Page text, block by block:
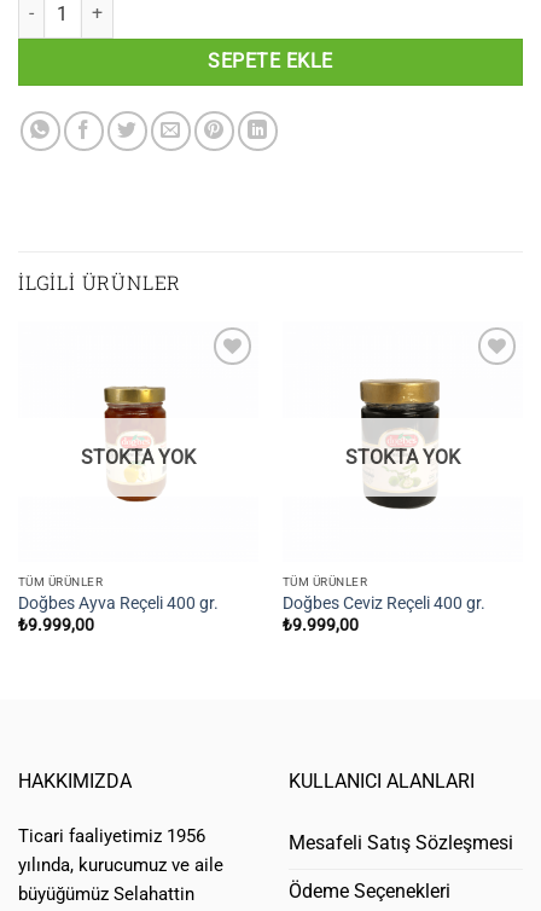
SEPETE EKLE
İLGILI ÜRÜNLER
STOKTA YOK
TÜM ÜRÜNLER
Doğbes Ayva Reçeli 400 gr.
₺9.999,00
STOKTA YOK
TÜM ÜRÜNLER
Doğbes Ceviz Reçeli 400 gr.
₺9.999,00
HAKKIMIZDA
Ticari faaliyetimiz 1956
yılında, kurucumuz ve aile
büyüğümüz Selahattin
KULLANICI ALANLARI
Mesafeli Satış Sözleşmesi
Ödeme Seçenekleri